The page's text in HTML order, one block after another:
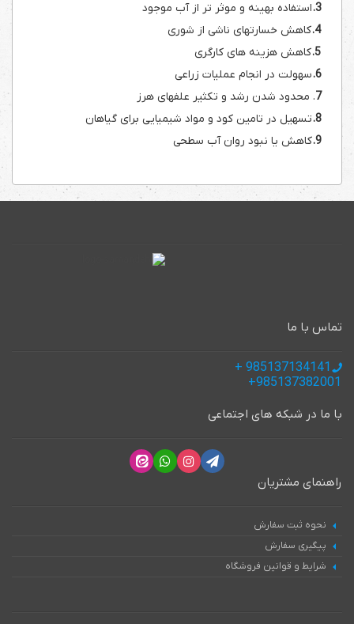
3. استفاده بهینه و موثر تر از آب موجود
4. کاهش خسارتهای ناشی از شوری
5. کاهش هزینه های کارگری
6. سهولت در انجام عملیات زراعی
7. محدود شدن رشد و تکثیر علفهای هرز
8. تسهیل در تامین کود و مواد شیمیایی برای گیاهان
9. کاهش یا نبود روان آب سطحی
تماس با ما
با ما در شبکه های اجتماعی
راهنمای مشتریان
نحوه ثبت سفارش
پیگیری سفارش
شرایط و قوانین فروشگاه